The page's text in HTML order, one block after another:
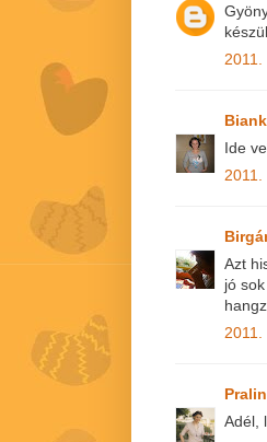
Ide
Azt
jó
Adél,